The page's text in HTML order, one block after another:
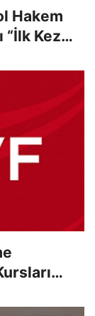
Hakem
“İlk Kez”